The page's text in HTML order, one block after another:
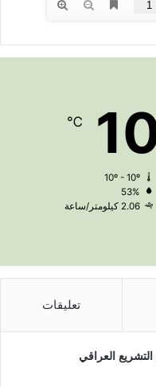
℃
53%
2.06 كيلومتر/ساعة
تعليقات
العراقي